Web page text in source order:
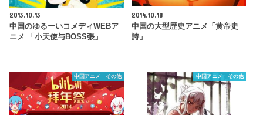
2013.10.13
中国のゆるーいコメディWEBア
ニメ 「小天使与BOSS張」
2014.10.18
中国の大型歴史アニメ「黄帝史
詩」
中国アニメ その他 中国アニメ その他